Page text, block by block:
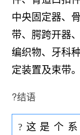
中央固定器、
带、腭跨开器
编织物、牙科
定装置及束带。
?结语
? 这是个系